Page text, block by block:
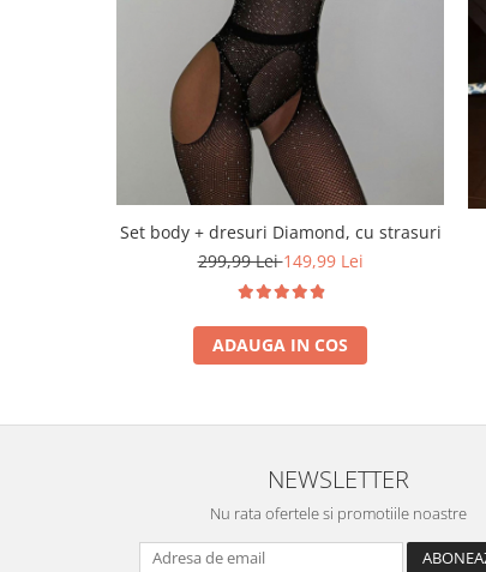
Set body + dresuri Diamond, cu strasuri
299,99 Lei149,99 Lei
ADAUGA IN COS
NEWSLETTER
Nu rata ofertele si promotiile noastre